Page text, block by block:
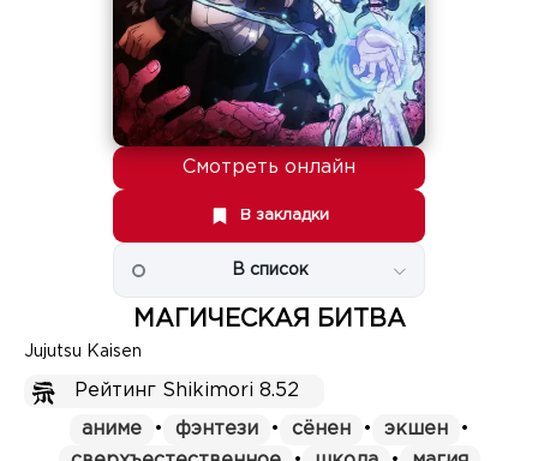
Смотреть онлайн
В закладки
В список
МАГИЧЕСКАЯ БИТВА
Jujutsu Kaisen
Рейтинг Shikimori 8.52
аниме • фэнтези • сёнен • экшен
•